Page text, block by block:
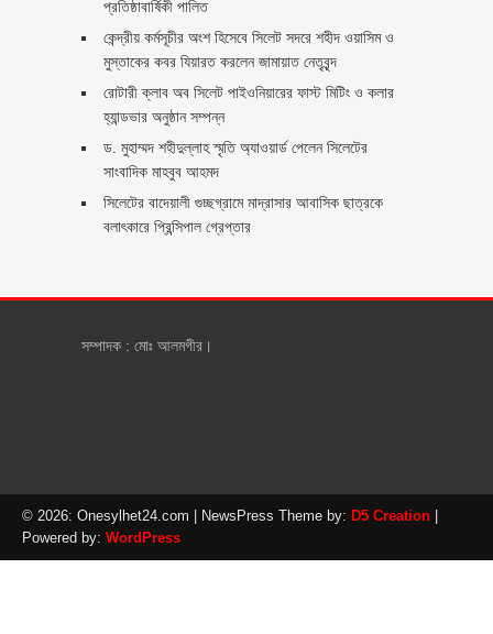
প্রতিষ্ঠাবার্ষিকী পালিত ‎​
কেন্দ্রীয় কর্মসূচীর অংশ হিসেবে সিলেট সদরে শহীদ ওয়াসিম ও
মুস্তাকের কবর যিয়ারত করলেন জামায়াত নেতৃবৃন্দ ‎
রোটারী ক্লাব অব সিলেট পাইওনিয়ারের ফাস্ট মিটিং ও কলার
হ্যান্ডভার অনুষ্ঠান সম্পন্ন
ড. মুহাম্মদ শহীদুল্লাহ স্মৃতি অ্যাওয়ার্ড পেলেন সিলেটের
সাংবাদিক মাহবুব আহমদ
সিলেটের বাদেয়ালী গুচ্ছগ্রামে মাদ্রাসার আবাসিক ছাত্রকে
বলাৎকারে প্রিন্সিপাল গ্রেপ্তার ‎
সম্পাদক : মোঃ আলমগীর।
© 2026: Onesylhet24.com | NewsPress Theme by: D5 Creation
Powered by: WordPress